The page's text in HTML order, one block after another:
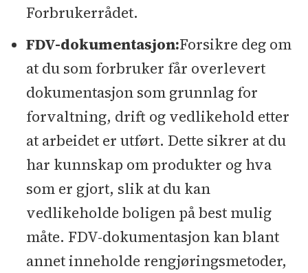
Forbrukerrådet.
FDV-dokumentasjon:Forsikre deg om
at du som forbruker får overlevert
dokumentasjon som grunnlag for
forvaltning, drift og vedlikehold etter
at arbeidet er utført. Dette sikrer at du
har kunnskap om produkter og hva
som er gjort, slik at du kan
vedlikeholde boligen på best mulig
måte. FDV-dokumentasjon kan blant
annet inneholde rengjøringsmetoder,